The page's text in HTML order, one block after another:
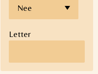
Letter